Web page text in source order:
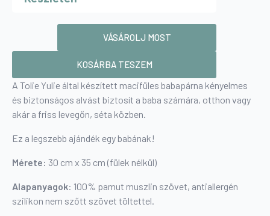
boho
VÁSÁROLJ MOST
KOSÁRBA TESZEM
A Tolie Yulie által készített macifüles babapárna kényelmes
és biztonságos alvást biztosít a baba számára, otthon vagy
akár a friss levegőn, séta közben.
Ez a legszebb ajándék egy babának!
Mérete: 30 cm x 35 cm (fülek nélkül)
Alapanyagok: 100% pamut muszlin szövet, antiallergén
szilikon nem szőtt szövet töltettel.